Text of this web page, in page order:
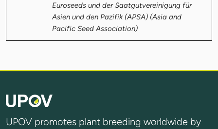
Euroseeds und der Saatgutvereinigung für
Asien und den Pazifik (APSA) (Asia and
Pacific Seed Association)
UPOV promotes plant breeding worldwide by